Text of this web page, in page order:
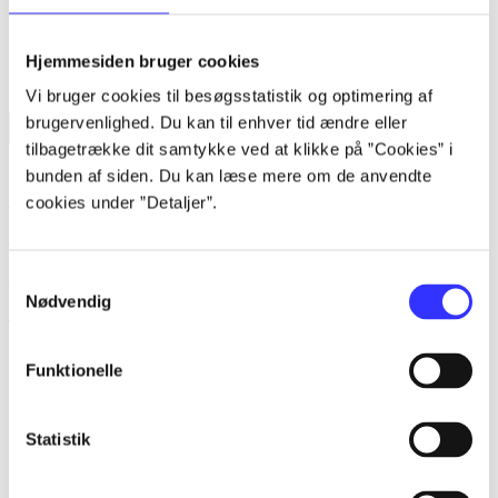
Hjemmesiden bruger cookies
Vi bruger cookies til besøgsstatistik og optimering af
brugervenlighed. Du kan til enhver tid ændre eller
tilbagetrække dit samtykke ved at klikke på ”Cookies” i
bunden af siden. Du kan læse mere om de anvendte
cookies under ”Detaljer”.
Nødvendig
Funktionelle
Statistik
ForsideBøgerArtikler FilmMusik SpilNoder Søg
Søg
Menu
Siden blev ikke fundet
Den ønskede side findes ikke. Prøv at søge, eller find hjælp via